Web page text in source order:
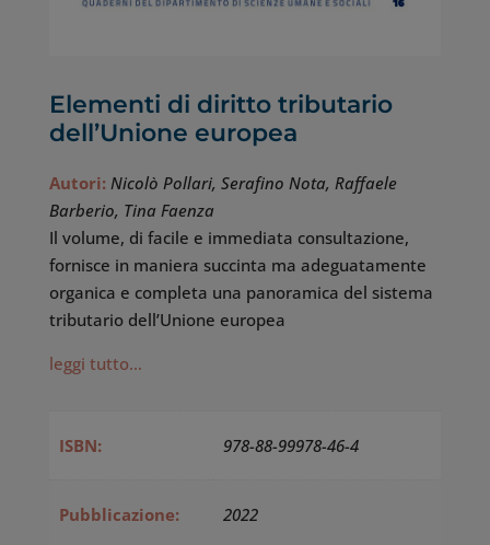
Elementi di diritto tributario
dell’Unione europea
Autori: Nicolò Pollari, Serafino Nota, Raffaele
Barberio, Tina Faenza
Il volume, di facile e immediata consultazione,
fornisce in maniera succinta ma adeguatamente
organica e completa una panoramica del sistema
tributario dell’Unione europea
leggi tutto…
ISBN: 978-88-99978-46-4
Pubblicazione: 2022